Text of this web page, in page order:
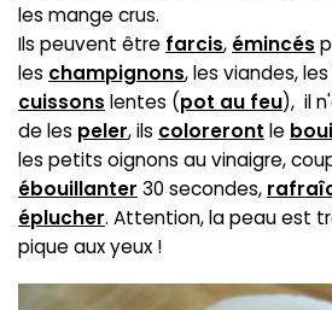
les mange crus.
Ils peuvent être farcis, émincés
les champignons, les viandes,
cuissons lentes (pot au feu), il
de les peler, ils coloreront le
les petits oignons au vinaigre,
ébouillanter 30 secondes,
éplucher. Attention, la peau est
pique aux yeux !